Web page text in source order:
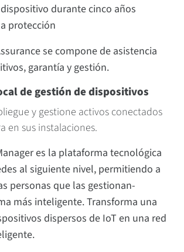
durante cinco años
protección
se compone de asistencia
garantía y gestión.
de gestión de dispositivos
y gestione activos conectados
en sus instalaciones.
es la plataforma tecnológica
al siguiente nivel, permitiendo a
personas que las gestionan-
más inteligente. Transforma una
dispersos de IoT en una red